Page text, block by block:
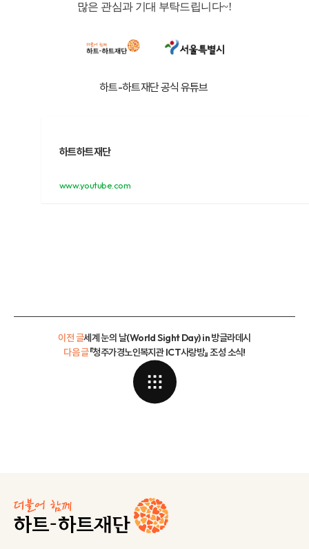
많은 관심과 기대 부탁드립니다~!
하트-하트재단 공식 유튜브
하트하트재단
www.youtube.com
이전 글세계 눈의 날(World Sight Day) in 방글라데시
『청주가경노인복지관 ICT사랑방』 조성 소식!
다음 글